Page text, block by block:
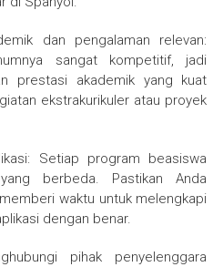
dan pengalaman relevan:
sangat kompetitif, jadi
prestasi akademik yang kuat
ekstrakurikuler atau proyek
Setiap program beasiswa
berbeda. Pastikan Anda
waktu untuk melengkapi
dengan benar.
pihak penyelenggara